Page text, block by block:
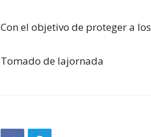
Con el objetivo de proteger a
Tomado de lajornada